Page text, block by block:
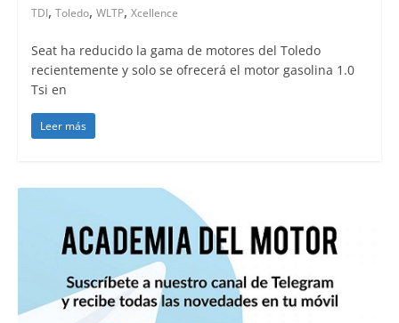
TDI, Toledo, WLTP, Xcellence
Seat ha reducido la gama de motores del Toledo
recientemente y solo se ofrecerá el motor gasolina 1.0
Tsi en
Leer más